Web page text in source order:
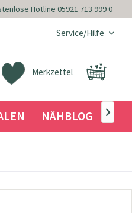
Hotline 05921 713 999 0
Service/Hilfe
Merkzettel
NÄHBLOG 